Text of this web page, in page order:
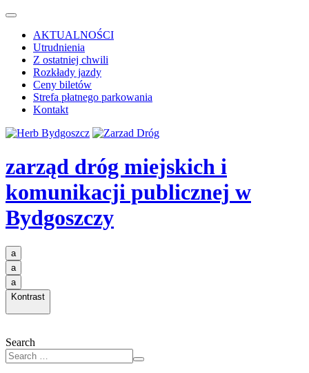
AKTUALNOŚCI
Utrudnienia
Z ostatniej chwili
Rozkłady jazdy
Ceny biletów
Strefa płatnego parkowania
Kontakt
zarząd dróg miejskich i
komunikacji publicznej w
Bydgoszczy
a
a
a
Kontrast
Search